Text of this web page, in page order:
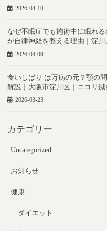
2026-04-10
なぜ不眠症でも施術中に眠れ
が自律神経を整える理由｜淀
2026-04-09
食いしばり は万病の元？顎の
解説｜大阪市淀川区｜ニコリ鍼
2026-03-23
カテゴリー
Uncategorized
お知らせ
健康
ダイエット